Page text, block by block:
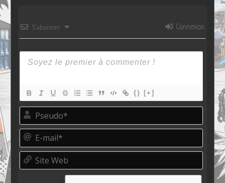
S’abonner Connexion
{} [+]
P
e
d
o
E
m
i
S
t